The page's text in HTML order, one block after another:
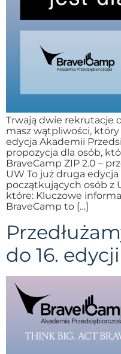
Trwają dwie rekrutacje
masz wątpliwości, który
edycja Akademii
propozycja dla osób,
BraveCamp ZIP 2.0 –
UW To już druga
początkujących osób z
które: Kluczowe
BraveCamp to […]
do 16.